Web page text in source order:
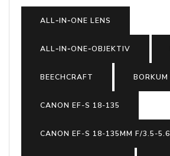
ALL‑IN‑ONE LENS
ALL‑IN‑ONE‑OBJEKTIV
BEECHCRAFT BORKUM
CANON EF-S 18-135
CANON EF-S 18-135MM F/3.5-5.6